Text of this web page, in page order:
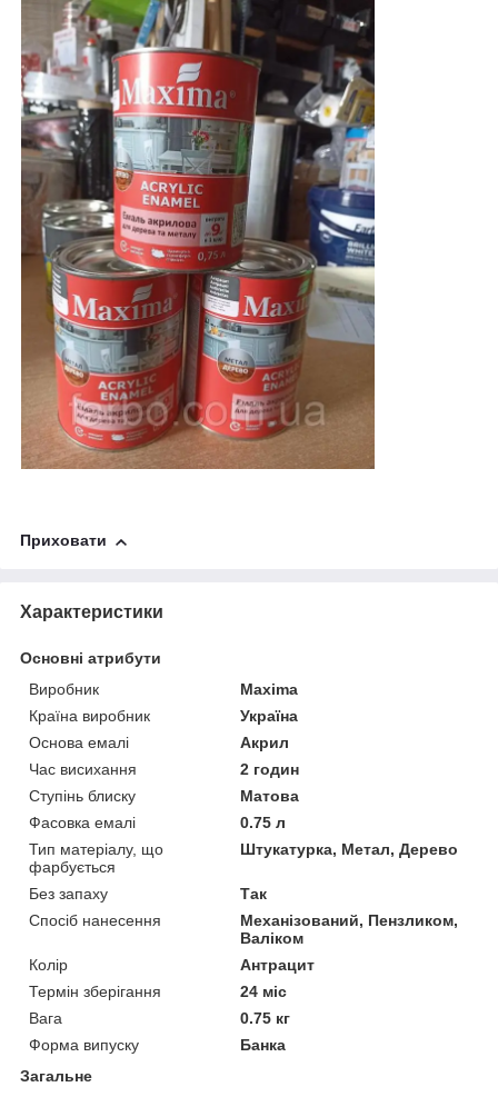
Приховати
Характеристики
Основні атрибути
Виробник
Maxima
Країна виробник
Україна
Основа емалі
Акрил
Час висихання
2 годин
Ступінь блиску
Матова
Фасовка емалі
0.75 л
Тип матеріалу, що
фарбується
Штукатурка, Метал, Дерево
Без запаху
Так
Спосіб нанесення
Механізований, Пензликом,
Валіком
Колір
Антрацит
Термін зберігання
24 міс
Вага
0.75 кг
Форма випуску
Банка
Загальне